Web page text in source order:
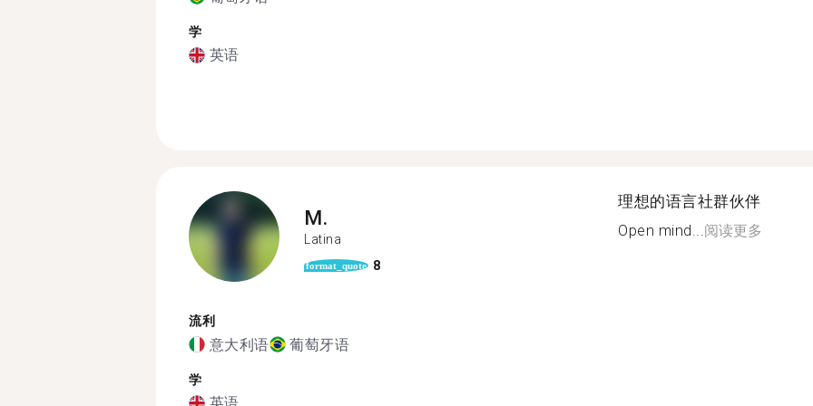
学
英语
M.
Latina
format_quote 8
流利
意大利语 葡萄牙语
学
理想的语言社群伙伴
Open mind...阅读更多